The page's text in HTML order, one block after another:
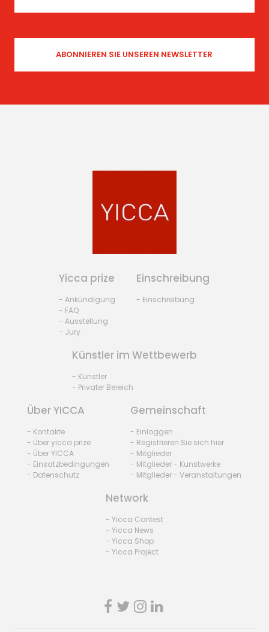
Yicca prize
- Ankündigung
- FAQ
- Ausstellung
- Jury
Einschreibung
- Einschreibung
Künstler im Wettbewerb
- Künstler
- Privater Bereich
Über YICCA
- Kontakte
- Über yicca prize
- Über YICCA
- Einsatzbedingungen
- Datenschutz
Gemeinschaft
- Einloggen
- Registrieren Sie sich hier
- Mitglieder
- Mitglieder - Kunstwerke
- Mitglieder - Veranstaltungen
Network
- Yicca Contest
- Yicca News
- Yicca Shop
- Yicca Project